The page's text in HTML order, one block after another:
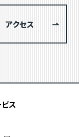
アクセス
ス